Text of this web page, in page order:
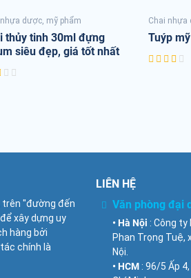
dược, mỹ phẩm
thủy tinh 30ml đựng
siêu đẹp, giá tốt nhất
Chai nhựa
Tuýp
"đường đến
xây dựng uy
hàng bởi
chính là
LIÊN HỆ
Văn phòng đại
• Hà Nội : Công ty
Phan Trọng Tuệ,
Nội.
• HCM : 96/5 Ấp